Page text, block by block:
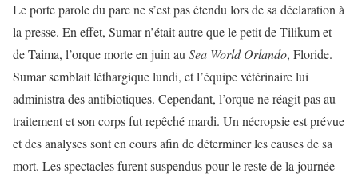
Le porte parole du parc ne s’est pas étendu lors de sa déclaration à
la presse. En effet, Sumar n’était autre que le petit de Tilikum et
de Taima, l’orque morte en juin au Sea World Orlando, Floride.
Sumar semblait léthargique lundi, et l’équipe vétérinaire lui
administra des antibiotiques. Cependant, l’orque ne réagit pas au
traitement et son corps fut repêché mardi. Un nécropsie est prévue
et des analyses sont en cours afin de déterminer les causes de sa
mort. Les spectacles furent suspendus pour le reste de la journée